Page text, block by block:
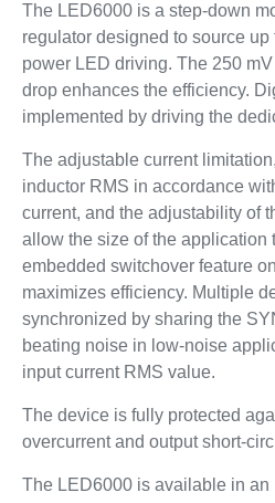
The LED6000 is a step-down
regulator designed to source up
power LED driving. The 250
drop enhances the efficiency.
implemented by driving the
The adjustable current
inductor RMS in accordance
current, and the adjustability of
allow the size of the application
embedded switchover feature
maximizes efficiency. Multiple
synchronized by sharing the
beating noise in low-noise
input current RMS value.
The device is fully protected
overcurrent and output short-
The LED6000 is available in an